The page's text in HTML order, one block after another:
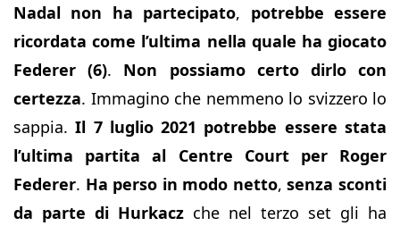
Nadal non ha partecipato, potrebbe essere
ricordata come l’ultima nella quale ha giocato
Federer (6). Non possiamo certo dirlo con
certezza. Immagino che nemmeno lo svizzero lo
sappia.Il 7 luglio 2021 potrebbe essere stata
l’ultima partita al Centre Court per Roger
Federer. Ha perso in modo netto, senza sconti
da parte di Hurkacz che nel terzo set gli ha